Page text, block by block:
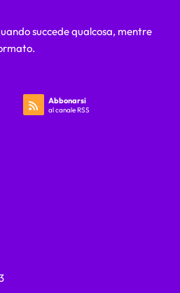
succede qualcosa, mentre
Abbonarsi
al canale RSS